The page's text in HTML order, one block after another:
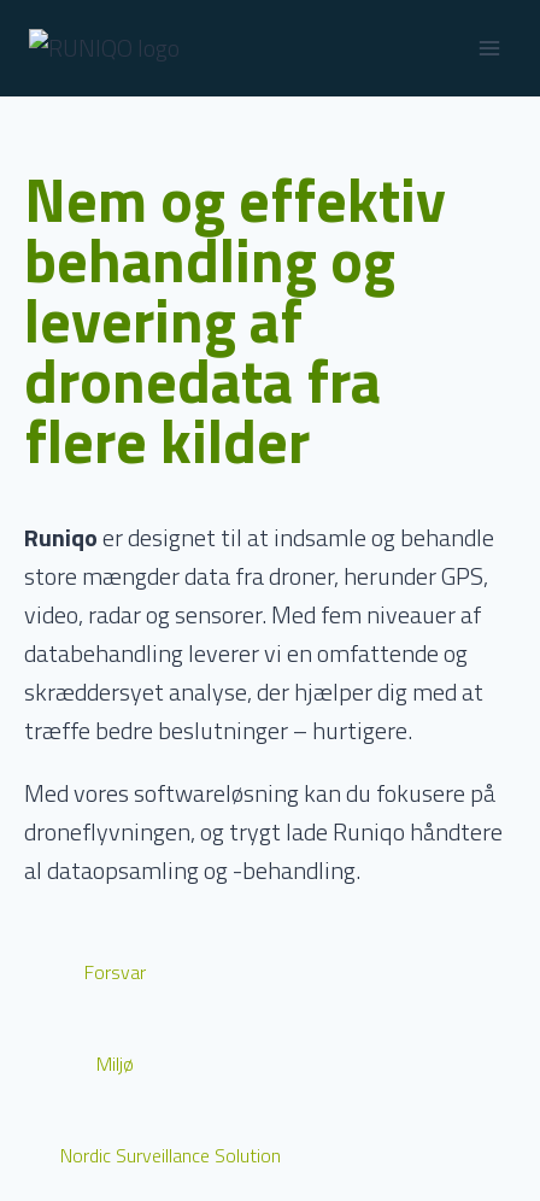
Nem og effektiv
behandling og
levering af
dronedata fra
flere kilder
Runiqoer designet til at indsamle og behandle
store mængder data fra droner, herunder GPS,
video, radar og sensorer. Med fem niveauer af
databehandling leverer vi en omfattende og
skræddersyet analyse, der hjælper dig med at
træffe bedre beslutninger – hurtigere.
Med vores softwareløsning kan du fokusere på
droneflyvningen, og trygt lade Runiqo håndtere
al dataopsamling og -behandling.
Forsvar
Miljø
Nordic Surveillance Solution